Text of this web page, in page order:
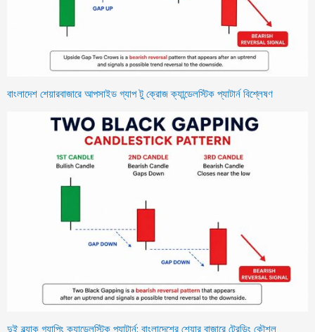
বাংলাদেশ শেয়ারবাজারে আপসাইড গ্যাপ টু ক্রোজ ক্যান্ডেলস্টিক প্যাটার্ন বিশ্লেষণ
দুই ব্ল্যাক গ্যাপিং ক্যান্ডেলস্টিক প্যাটার্ন: বাংলাদেশের শেয়ার বাজারে ট্রেডিং কৌশল